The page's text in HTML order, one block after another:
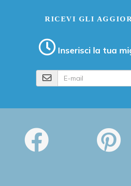
RICEVI GLI
Inserisci la tua